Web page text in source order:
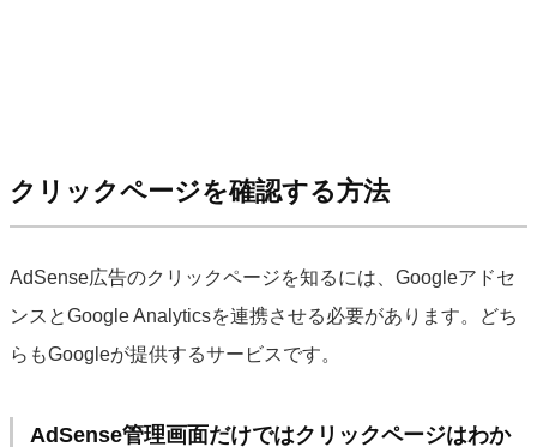
クリックページを確認する方法
AdSense広告のクリックページを知るには、Googleアドセ
ンスとGoogle Analyticsを連携させる必要があります。どち
らもGoogleが提供するサービスです。
AdSense管理画面だけではクリックページはわか